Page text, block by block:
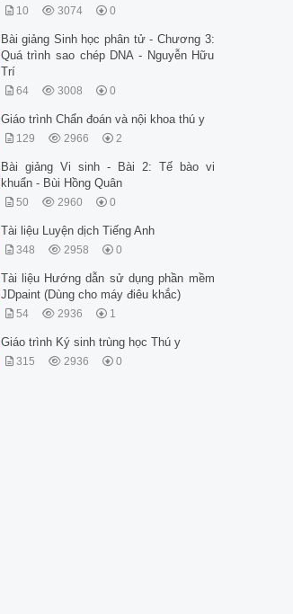
10 3074 0
Bài giảng Sinh học phân tử - Chương 3:
Quá trình sao chép DNA - Nguyễn Hữu
Trí
64 3008 0
Giáo trình Chẩn đoán và nội khoa thú y
129 2966 2
Bài giảng Vi sinh - Bài 2: Tế bào vi
khuẩn - Bùi Hồng Quân
50 2960 0
Tài liệu Luyện dịch Tiếng Anh
348 2958 0
Tài liệu Hướng dẫn sử dụng phần mềm
JDpaint (Dùng cho máy điêu khắc)
54 2936 1
Giáo trình Ký sinh trùng học Thú y
315 2936 0